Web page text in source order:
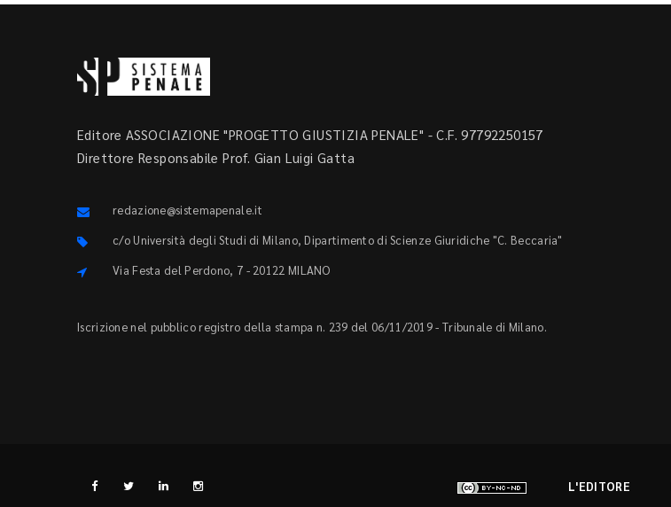
Editore ASSOCIAZIONE "PROGETTO GIUSTIZIA PENALE" - C.F. 97792250157
Direttore Responsabile Prof. Gian Luigi Gatta
redazione@sistemapenale.it
c/o Università degli Studi di Milano, Dipartimento di Scienze Giuridiche "C. Beccaria"
Via Festa del Perdono, 7 - 20122 MILANO
Iscrizione nel pubblico registro della stampa n. 239 del 06/11/2019 - Tribunale di Milano.
L'EDITORE